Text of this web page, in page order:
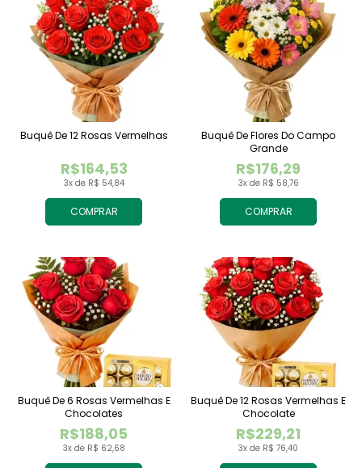
COMPRAR
3x de R$ 54,84
R$164,53
Buquê De 12 Rosas Vermelhas
COMPRAR
3x de R$ 58,76
R$176,29
Buquê De Flores Do Campo
Grande
3x de R$ 62,68
R$188,05
Buquê De 6 Rosas Vermelhas E
Chocolates
3x de R$ 76,40
R$229,21
Buquê De 12 Rosas Vermelhas E
Chocolate